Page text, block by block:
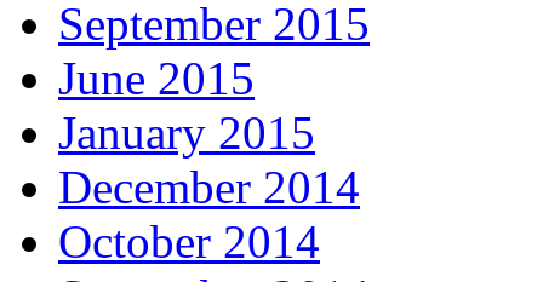
September 2015
June 2015
January 2015
December 2014
October 2014